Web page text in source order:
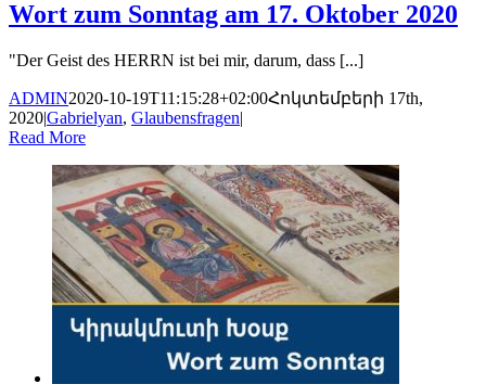
Wort zum Sonntag am 17. Oktober 2020
"Der Geist des HERRN ist bei mir, darum, dass [...]
ADMIN2020-10-19T11:15:28+02:00Հոկտեմբերի 17th,
2020|Gabrielyan, Glaubensfragen|
Read More